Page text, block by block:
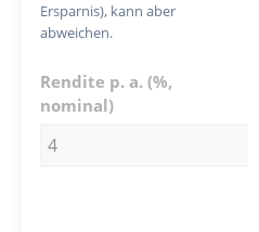
Ersparnis), kann aber
abweichen.
Rendite p. a. (%,
nominal)